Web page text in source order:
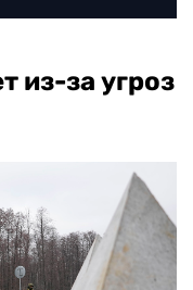
из-за угроз